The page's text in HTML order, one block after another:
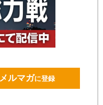
メルマガに登録